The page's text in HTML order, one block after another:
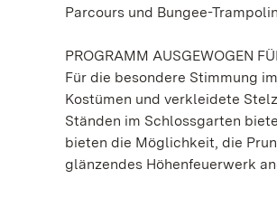
Parcours und Bungee-
PROGRAMM AUSGEWOGEN
Für die besondere Stimmung
Kostümen und verkleidete
Ständen im Schlossgarten
bieten die Möglichkeit, die
glänzendes Höhenfeuerwerk